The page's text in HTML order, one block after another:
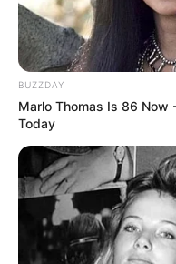
e ainda conferir
abaixo, tenho
aprender vários
BUZZDAY
Marlo Thomas Is 86 Now
Today